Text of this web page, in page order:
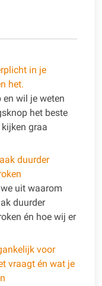
in je
het.
en wil je weten
het beste
graa
duurder
uit waarom
duurder
én hoe wij er
voor
vraagt én wat je